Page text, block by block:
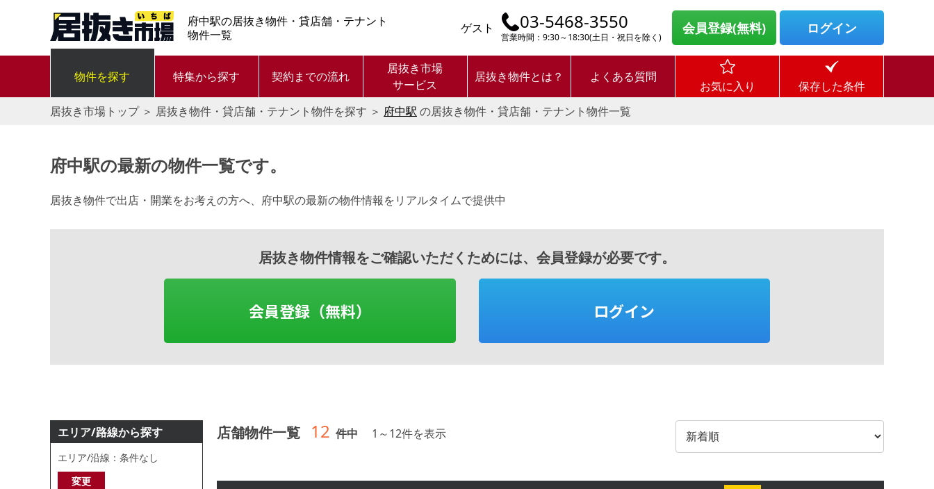
府中駅の居抜き物件・貸店舗・テナント
物件一覧
ゲスト 03-5468-3550
営業時間：9:30～18:30(土日・祝日を除く)
会員登録(無料) ログイン
物件を探す 特集から探す 契約までの流れ
居抜き市場
サービス
居抜き物件とは？ よくある質問
お気に入り
保存した条件
居抜き市場トップ＞ 居抜き物件・貸店舗・テナント物件を探す ＞ 府中駅 の居抜き物件・貸店舗・テナント物件一覧
府中駅の最新の物件一覧です。
居抜き物件で出店・開業をお考えの方へ、府中駅の最新の物件情報をリアルタイムで提供中
居抜き物件情報をご確認いただくためには、会員登録が必要です。
会員登録（無料） ログイン
エリア/路線から探す
エリア/沿線：条件なし
変更
店舗物件一覧 12 件中 1 ～12件を表示